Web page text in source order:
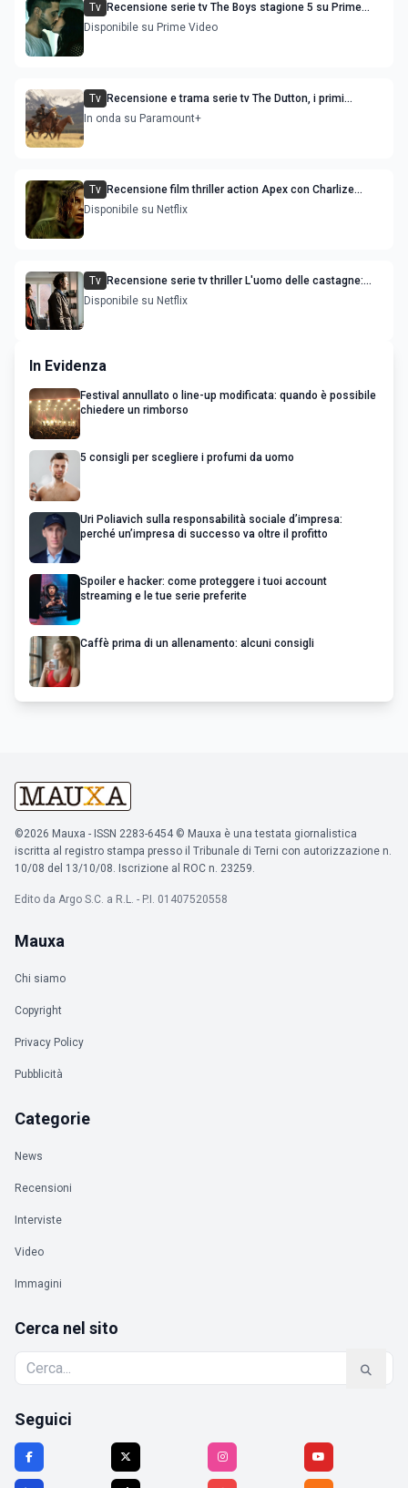
Tv Recensione serie tv The Boys stagione 5 su Prime
Video
Disponibile su Prime Video
Tv Recensione e trama serie tv The Dutton, i primi
episodi dello spin-off di Yellowstone
In onda su Paramount+
Tv Recensione film thriller action Apex con Charlize
Theron e Taron Egerton
Disponibile su Netflix
Tv Recensione serie tv thriller L'uomo delle castagne:
Nascondino
Disponibile su Netflix
In Evidenza
Festival annullato o line-up modificata: quando è possibile
chiedere un rimborso
5 consigli per scegliere i profumi da uomo
Uri Poliavich sulla responsabilità sociale d’impresa:
perché un’impresa di successo va oltre il profitto
Spoiler e hacker: come proteggere i tuoi account
streaming e le tue serie preferite
Caffè prima di un allenamento: alcuni consigli
©2026 Mauxa - ISSN 2283-6454 © Mauxa è una testata giornalistica
iscritta al registro stampa presso il Tribunale di Terni con autorizzazione n.
10/08 del 13/10/08. Iscrizione al ROC n. 23259.
Edito da Argo S.C. a R.L. - P.I. 01407520558
Mauxa
Chi siamo
Copyright
Privacy Policy
Pubblicità
Categorie
News
Recensioni
Interviste
Video
Immagini
Cerca nel sito
Seguici